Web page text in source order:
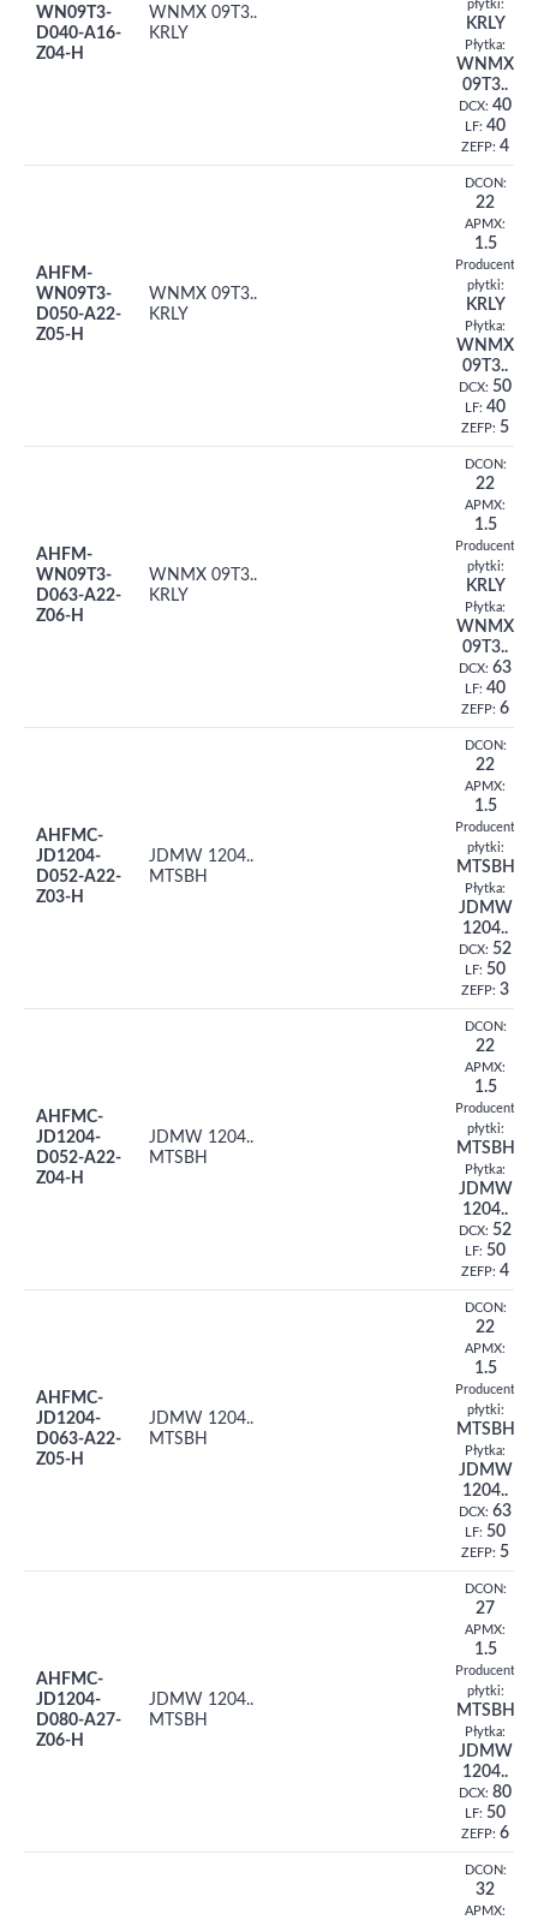
WN09T3-
D040-A16-
Z04-H
WNMX 09T3..
KRLY
płytki:
KRLY
Płytka:
WNMX
09T3..
DCX: 40
LF: 40
ZEFP: 4
AHFM-
WN09T3-
D050-A22-
Z05-H
WNMX 09T3..
KRLY
DCON:
22
APMX:
1.5
Producent
płytki:
KRLY
Płytka:
WNMX
09T3..
DCX: 50
LF: 40
ZEFP: 5
AHFM-
WN09T3-
D063-A22-
Z06-H
WNMX 09T3..
KRLY
DCON:
22
APMX:
1.5
Producent
płytki:
KRLY
Płytka:
WNMX
09T3..
DCX: 63
LF: 40
ZEFP: 6
AHFMC-
JD1204-
D052-A22-
Z03-H
JDMW 1204..
MTSBH
DCON:
22
APMX:
1.5
Producent
płytki:
MTSBH
Płytka:
JDMW
1204..
DCX: 52
LF: 50
ZEFP: 3
AHFMC-
JD1204-
D052-A22-
Z04-H
JDMW 1204..
MTSBH
DCON:
22
APMX:
1.5
Producent
płytki:
MTSBH
Płytka:
JDMW
1204..
DCX: 52
LF: 50
ZEFP: 4
AHFMC-
JD1204-
D063-A22-
Z05-H
JDMW 1204..
MTSBH
DCON:
22
APMX:
1.5
Producent
płytki:
MTSBH
Płytka:
JDMW
1204..
DCX: 63
LF: 50
ZEFP: 5
AHFMC-
JD1204-
D080-A27-
Z06-H
JDMW 1204..
MTSBH
DCON:
27
APMX:
1.5
Producent
płytki:
MTSBH
Płytka:
JDMW
1204..
DCX: 80
LF: 50
ZEFP: 6
DCON:
32
APMX: